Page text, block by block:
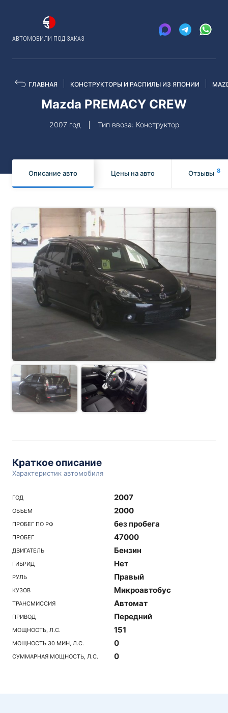
АВТОМОБИЛИ ПОД ЗАКАЗ
ГЛАВНАЯ КОНСТРУКТОРЫ И РАСПИЛЫ ИЗ ЯПОНИИ
Mazda PREMACY CREW
2007 год Тип ввоза: Конструктор
Описание авто Цены на авто Отзывы 8
Краткое описание
Характеристик автомобиля
ГОД 2007
ОБЪЕМ 2000
ПРОБЕГ ПО РФ без пробега
ПРОБЕГ 47000
ДВИГАТЕЛЬ Бензин
ГИБРИД Нет
РУЛЬ Правый
КУЗОВ Микроавтобус
ТРАНСМИССИЯ Автомат
ПРИВОД Передний
МОЩНОСТЬ, Л.С. 151
МОЩНОСТЬ 30 МИН, Л.С. 0
СУММАРНАЯ МОЩНОСТЬ, Л.С. 0